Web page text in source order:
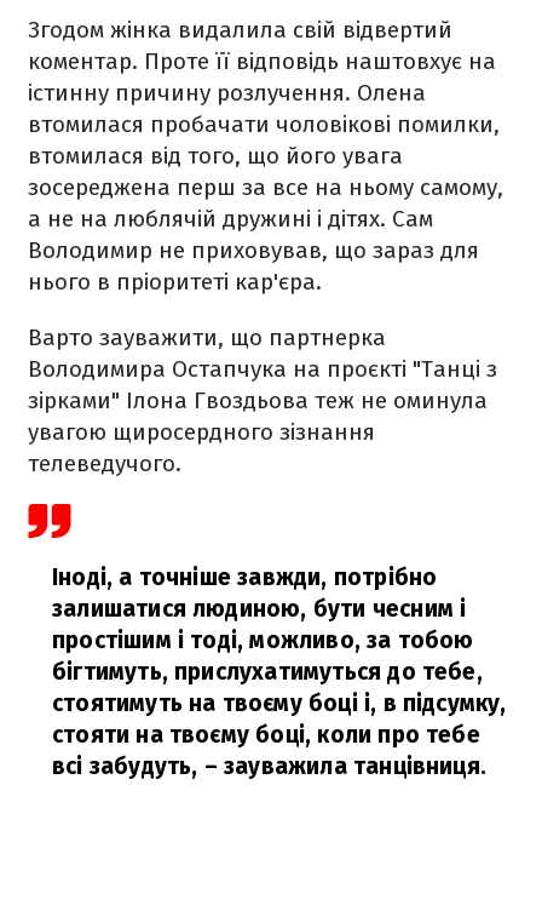
Згодом жінка видалила свій відвертий
коментар. Проте її відповідь наштовхує на
істинну причину розлучення. Олена
втомилася пробачати чоловікові помилки,
втомилася від того, що його увага
зосереджена перш за все на ньому самому,
а не на люблячій дружині і дітях. Сам
Володимир не приховував, що зараз для
нього в пріоритеті кар'єра.
Варто зауважити, що партнерка
Володимира Остапчука на проєкті "Танці з
зірками" Ілона Гвоздьова теж не оминула
увагою щиросердного зізнання
телеведучого.
Іноді, а точніше завжди, потрібно
залишатися людиною, бути чесним і
простішим і тоді, можливо, за тобою
бігтимуть, прислухатимуться до тебе,
стоятимуть на твоєму боці і, в підсумку,
стояти на твоєму боці, коли про тебе
всі забудуть, – зауважила танцівниця.